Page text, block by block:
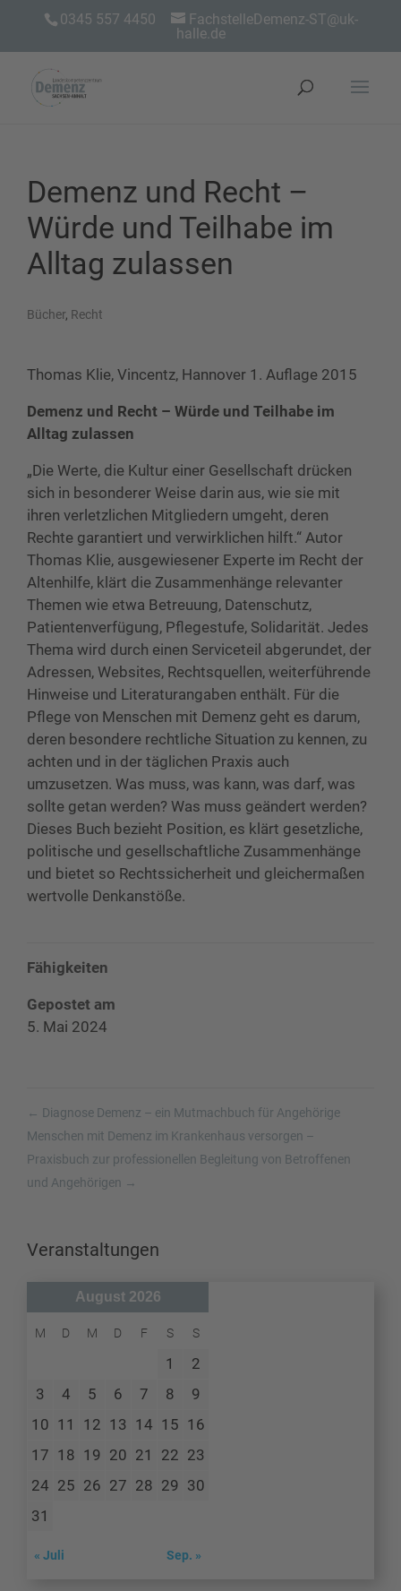
0345 557 4450
FachstelleDemenz-ST@uk-
halle.de
Demenz und Recht –
Würde und Teilhabe im
Alltag zulassen
Bücher, Recht
Thomas Klie, Vincentz, Hannover 1. Auflage 2015
Demenz und Recht – Würde und Teilhabe im
Alltag zulassen
„Die Werte, die Kultur einer Gesellschaft drücken
sich in besonderer Weise darin aus, wie sie mit
ihren verletzlichen Mitgliedern umgeht, deren
Rechte garantiert und verwirklichen hilft.“ Autor
Thomas Klie, ausgewiesener Experte im Recht der
Altenhilfe, klärt die Zusammenhänge relevanter
Themen wie etwa Betreuung, Datenschutz,
Patientenverfügung, Pflegestufe, Solidarität. Jedes
Thema wird durch einen Serviceteil abgerundet, der
Adressen, Websites, Rechtsquellen, weiterführende
Hinweise und Literaturangaben enthält. Für die
Pflege von Menschen mit Demenz geht es darum,
deren besondere rechtliche Situation zu kennen, zu
achten und in der täglichen Praxis auch
umzusetzen. Was muss, was kann, was darf, was
sollte getan werden? Was muss geändert werden?
Dieses Buch bezieht Position, es klärt gesetzliche,
politische und gesellschaftliche Zusammenhänge
und bietet so Rechtssicherheit und gleichermaßen
wertvolle Denkanstöße.
Fähigkeiten
Gepostet am
5. Mai 2024
← Diagnose Demenz – ein Mutmachbuch für Angehörige
Menschen mit Demenz im Krankenhaus versorgen –
Praxisbuch zur professionellen Begleitung von Betroffenen
und Angehörigen →
Veranstaltungen
August 2026
M D M D F S S
1
2
3
4 5 6 7 8
9
10 11 12 13 14 15 16
17 18 19 20 21 22 23
24 25 26 27 28 29 30
31
« Juli Sep. »